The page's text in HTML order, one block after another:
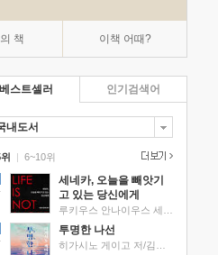
책 이책 어때?
베스트셀러
내도서
|
세네카, 오늘을 빼앗기
고 있는 당신에게
투명한 나선
6~10위
인기검색어